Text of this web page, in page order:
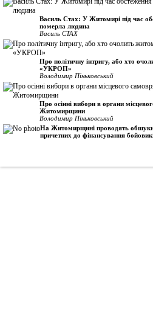
Василь Стах: У Житомирі під час
померла людина
Василь СТАХ
Про політичну інтригу, або хто
«УКРОП»
Володимир Піньковський
Про осінні вибори в органи
Житомирщини
Володимир Піньковський
На Житомирщині проводять
причетних до фінансування